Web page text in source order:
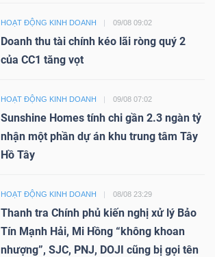
HOẠT ĐỘNG KINH DOANH 09/08 09:02
Doanh thu tài chính kéo lãi ròng quý 2
của CC1 tăng vọt
HOẠT ĐỘNG KINH DOANH 09/08 07:02
Sunshine Homes tính chi gần 2.3 ngàn tỷ
nhận một phần dự án khu trung tâm Tây
Hồ Tây
HOẠT ĐỘNG KINH DOANH 08/08 23:29
Thanh tra Chính phủ kiến nghị xử lý Bảo
Tín Mạnh Hải, Mi Hồng “không khoan
nhượng”, SJC, PNJ, DOJI cũng bị gọi tên